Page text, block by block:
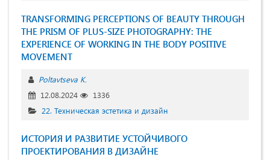
TRANSFORMING PERCEPTIONS OF BEAUTY THROUGH
THE PRISM OF PLUS-SIZE PHOTOGRAPHY: THE
EXPERIENCE OF WORKING IN THE BODY POSITIVE
MOVEMENT
Poltavtseva K.
12.08.2024
1336
22. Техническая эстетика и дизайн
ИСТОРИЯ И РАЗВИТИЕ УСТОЙЧИВОГО
ПРОЕКТИРОВАНИЯ В ДИЗАЙНЕ